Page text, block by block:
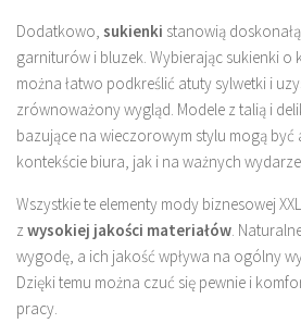
Dodatkowo, sukienki stanowią
garniturów i bluzek. Wybierając sukienki o
można łatwo podkreślić atuty sylwetki i
zrównoważony wygląd. Modele z talią i
bazujące na wieczorowym stylu mogą
kontekście biura, jak i na ważnych
Wszystkie te elementy mody biznesowej
z wysokiej jakości materiałów .
wygodę, a ich jakość wpływa na ogólny
Dzięki temu można czuć się pewnie i
pracy.